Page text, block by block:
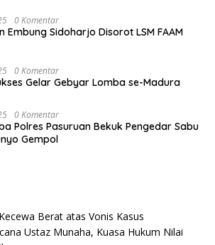
0 Komentar
Embung Sidoharjo Disorot LSM FAAM
0 Komentar
Gelar Gebyar Lomba se-Madura
0 Komentar
Polres Pasuruan Bekuk Pengedar Sabu
Gempol